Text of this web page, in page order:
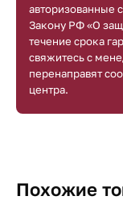
авторизованные
Закону РФ «О
течение срока
свяжитесь с
перенаправят
центра.
Похожие